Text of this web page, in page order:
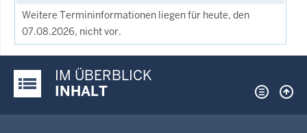
Weitere Termininformationen liegen für heute, den
07.08.2026, nicht vor.
Justiz-Portal im Überblick:
IM ÜBERBLICK
INHALT